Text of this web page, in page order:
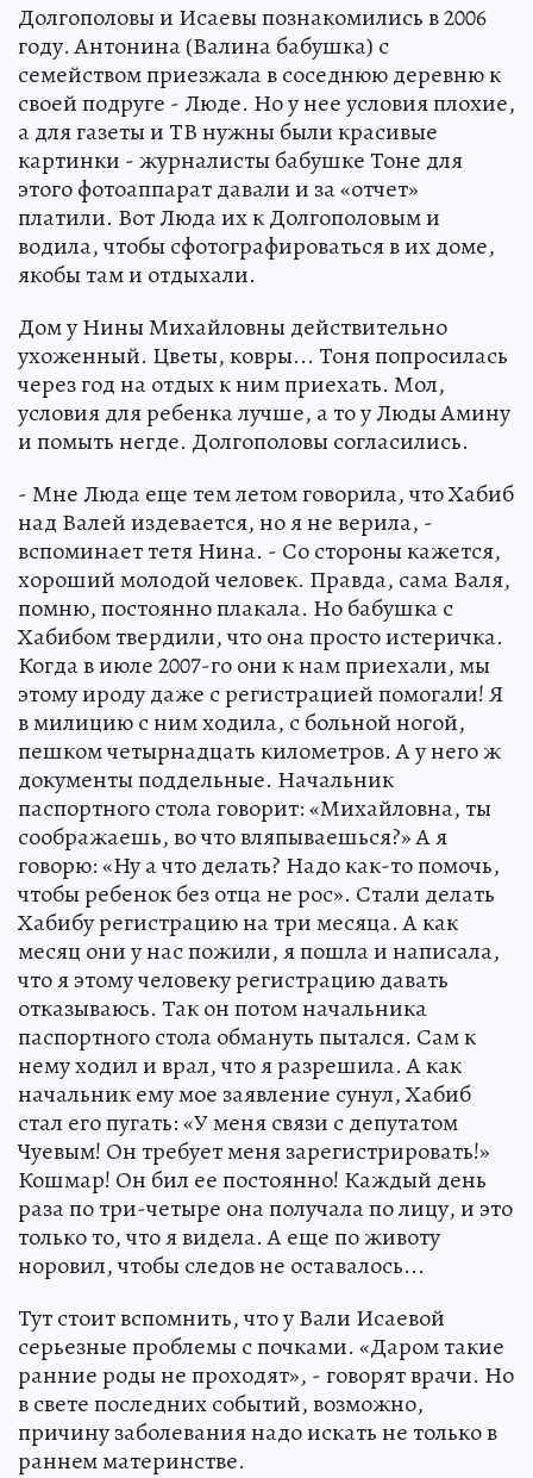
Долгополовы и Исаевы познакомились в 2006
году. Антонина (Валина бабушка) с
семейством приезжала в соседнюю деревню к
своей подруге - Люде. Но у нее условия плохие,
а для газеты и ТВ нужны были красивые
картинки - журналисты бабушке Тоне для
этого фотоаппарат давали и за «отчет»
платили. Вот Люда их к Долгополовым и
водила, чтобы сфотографироваться в их доме,
якобы там и отдыхали.
Дом у Нины Михайловны действительно
ухоженный. Цветы, ковры... Тоня попросилась
через год на отдых к ним приехать. Мол,
условия для ребенка лучше, а то у Люды Амину
и помыть негде. Долгополовы согласились.
- Мне Люда еще тем летом говорила, что Хабиб
над Валей издевается, но я не верила, -
вспоминает тетя Нина. - Со стороны кажется,
хороший молодой человек. Правда, сама Валя,
помню, постоянно плакала. Но бабушка с
Хабибом твердили, что она просто истеричка.
Когда в июле 2007-го они к нам приехали, мы
этому ироду даже с регистрацией помогали! Я
в милицию с ним ходила, с больной ногой,
пешком четырнадцать километров. А у него ж
документы поддельные. Начальник
паспортного стола говорит: «Михайловна, ты
соображаешь, во что вляпываешься?» А я
говорю: «Ну а что делать? Надо как-то помочь,
чтобы ребенок без отца не рос». Стали делать
Хабибу регистрацию на три месяца. А как
месяц они у нас пожили, я пошла и написала,
что я этому человеку регистрацию давать
отказываюсь. Так он потом начальника
паспортного стола обмануть пытался. Сам к
нему ходил и врал, что я разрешила. А как
начальник ему мое заявление сунул, Хабиб
стал его пугать: «У меня связи с депутатом
Чуевым! Он требует меня зарегистрировать!»
Кошмар! Он бил ее постоянно! Каждый день
раза по три-четыре она получала по лицу, и это
только то, что я видела. А еще по животу
норовил, чтобы следов не оставалось...
Тут стоит вспомнить, что у Вали Исаевой
серьезные проблемы с почками. «Даром такие
ранние роды не проходят», - говорят врачи. Но
в свете последних событий, возможно,
причину заболевания надо искать не только в
раннeм материнстве.